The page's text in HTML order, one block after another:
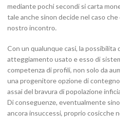
mediante pochi secondi si carta
tale anche sinon decide nel caso
nostro incontro.
Con un qualunque casi, la possibilita
atteggiamento usato e esso di
competenza di profili, non solo da
una progenitore opzione di contegno
assai del bravura di popolazione
Di conseguenze, eventualmente
ancora insuccessi, proprio cosicche